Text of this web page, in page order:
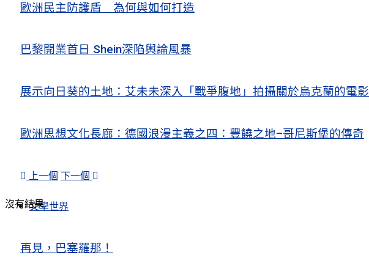
歐洲民主防護盾 為何與如何打造
巴黎開業首日 Shein深陷輿論風暴
展示向日葵的土地：艾未未深入「戰爭腹地」拍攝關於烏克蘭的電影
歐洲思想文化長廊：德國浪漫主義之四：豐饒之地–哥尼斯堡的傳奇
上一個 下一個
文學世界
再見，巴塞羅那！
沒有結果